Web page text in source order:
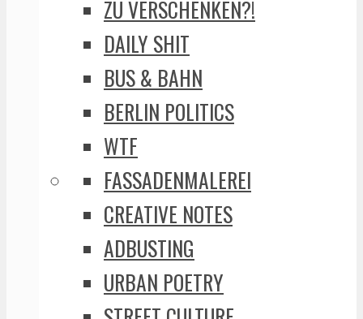
ZU VERSCHENKEN?!
DAILY SHIT
BUS & BAHN
BERLIN POLITICS
WTF
FASSADENMALEREI
CREATIVE NOTES
ADBUSTING
URBAN POETRY